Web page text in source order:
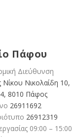
Πάφου
Νικολαίδη 10,
8010 Πάφος
26911692
26912319
09:00 – 15:00